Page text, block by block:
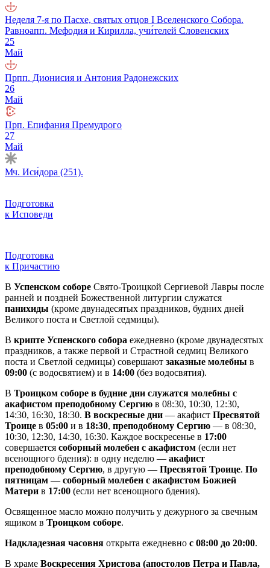
Неделя 7-я по Пасхе, святых отцов I Вселенского Собора.
Равноапп. Мефодия и Кирилла, учи́телей Словенских
25
Май
Прпп. Дионисия и Антония Радонежских
26
Май
Прп. Епифания Премудрого
27
Май
Мч. Иси́дора (251).
Подготовка
к Исповеди
Подготовка
к Причастию
В Успенском соборе Свято-Троицкой Сергиевой Лавры после
ранней и поздней Божественной литургии служатся
панихиды (кроме двунадесятых праздников, будних дней
Великого поста и Светлой седмицы).
В крипте Успенского собора ежедневно (кроме двунадесятых
праздников, а также первой и Страстной седмиц Великого
поста и Светлой седмицы) совершают заказные молебны в
09:00 (с водосвятием) и в 14:00 (без водосвятия).
В Троицком соборе в будние дни служатся молебны с
акафистом преподобному Сергию в 08:30, 10:30, 12:30,
14:30, 16:30, 18:30. В воскресные дни — акафист Пресвятой
Троице в 05:00 и в 18:30, преподобному Сергию — в 08:30,
10:30, 12:30, 14:30, 16:30. Каждое воскресенье в 17:00
совершается соборный молебен с акафистом (если нет
всенощного бдения): в одну неделю — акафист
преподобному Сергию, в другую — Пресвятой Троице. По
пятницам — соборный молебен с акафистом Божией
Матери в 17:00 (если нет всенощного бдения).
Освященное масло можно получить у дежурного за свечным
ящиком в Троицком соборе.
Надкладезная часовня открыта ежедневно с 08:00 до 20:00.
В храме Воскресения Христова (апостолов Петра и Павла,